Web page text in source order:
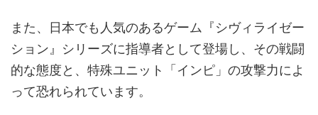
また、日本でも人気のあるゲーム『シヴィライゼー
ション』シリーズに指導者として登場し、その戦闘
的な態度と、特殊ユニット「インピ」の攻撃力によ
って恐れられています。